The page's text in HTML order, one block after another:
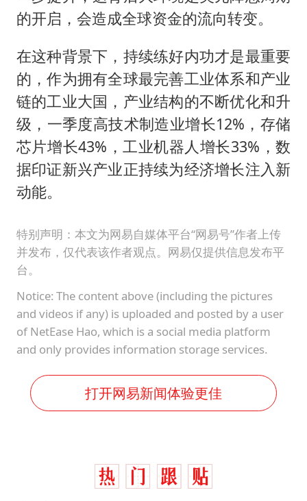
的开启，会造成全球资金的流向转变。
在这种背景下，持续练好内功才是最重要
的，作为拥有全球最完善工业体系和产业
链的工业大国，产业结构的不断优化和升
级，一季度高技术制造业增长12%，存储
芯片增长43%，工业机器人增长33%，数
据印证新兴产业正持续为经济增长注入新
动能。
特别声明：本文为网易自媒体平台“网易号”作者上传
并发布，仅代表该作者观点。网易仅提供信息发布平
台。
Notice: The content above (including the pictures
and videos if any) is uploaded and posted by a user
of NetEase Hao, which is a social media platform
and only provides information storage services.
打开网易新闻体验更佳